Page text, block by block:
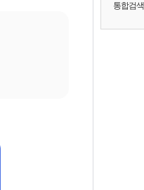
통합검색